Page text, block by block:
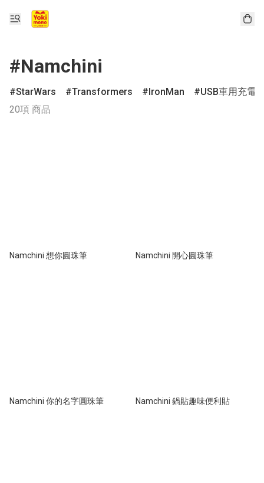
#Namchini
StarWars Transformers IronMan
USB車用充電
20項 商品
Namchini 想你圓珠筆 Namchini 開心圓珠筆
Namchini 你的名字圓珠筆 Namchini 鍋貼趣味便利貼